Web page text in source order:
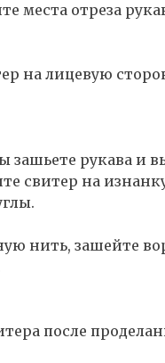
места отреза
на лицевую
зашьете рукава и
свитер на
нить, зашейте
после